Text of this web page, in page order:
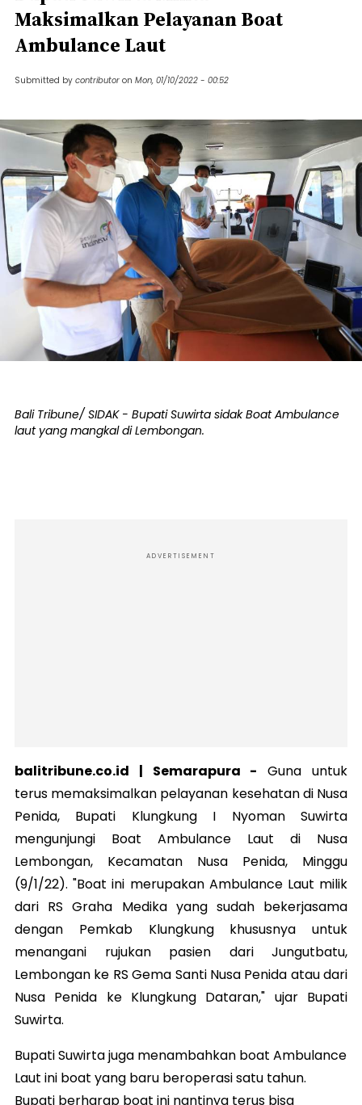
Maksimalkan Pelayanan Boat
Ambulance Laut
Submitted by contributor on Mon, 01/10/2022 - 00:52
Bali Tribune/ SIDAK - Bupati Suwirta sidak Boat Ambulance
laut yang mangkal di Lembongan.
ADVERTISEMENT
balitribune.co.id | Semarapura - Guna untuk
terus memaksimalkan pelayanan kesehatan di Nusa
Penida, Bupati Klungkung I Nyoman Suwirta
mengunjungi Boat Ambulance Laut di Nusa
Lembongan, Kecamatan Nusa Penida, Minggu
(9/1/22). "Boat ini merupakan Ambulance Laut milik
dari RS Graha Medika yang sudah bekerjasama
dengan Pemkab Klungkung khususnya untuk
menangani rujukan pasien dari Jungutbatu,
Lembongan ke RS Gema Santi Nusa Penida atau dari
Nusa Penida ke Klungkung Dataran," ujar Bupati
Suwirta.
Bupati Suwirta juga menambahkan boat Ambulance
Laut ini boat yang baru beroperasi satu tahun.
Bupati berharap boat ini nantinya terus bisa